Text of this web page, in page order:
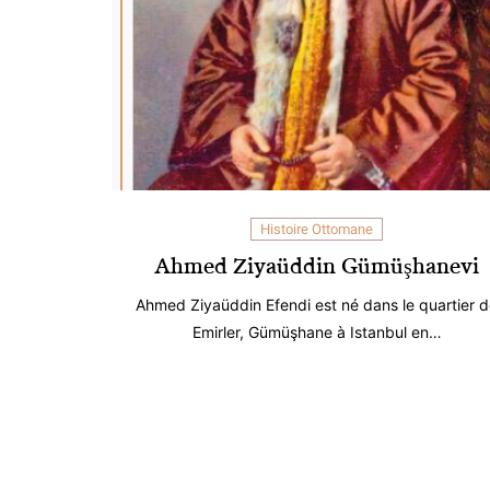
Histoire Ottomane
Ahmed Ziyaüddin Gümüşhanevi
Ahmed Ziyaüddin Efendi est né dans le quartier
Emirler, Gümüşhane à Istanbul en…